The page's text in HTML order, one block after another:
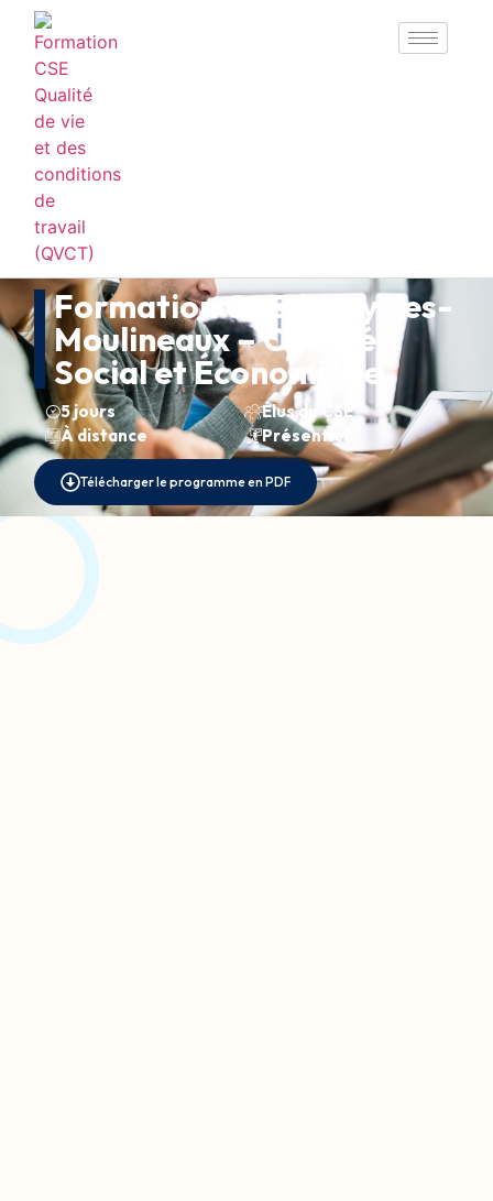
Formation CSE à Issy-les-
Moulineaux – Comité
Social et Économique
5 jours
Élus du CSE
À distance
Présentiel
Télécharger le programme en PDF